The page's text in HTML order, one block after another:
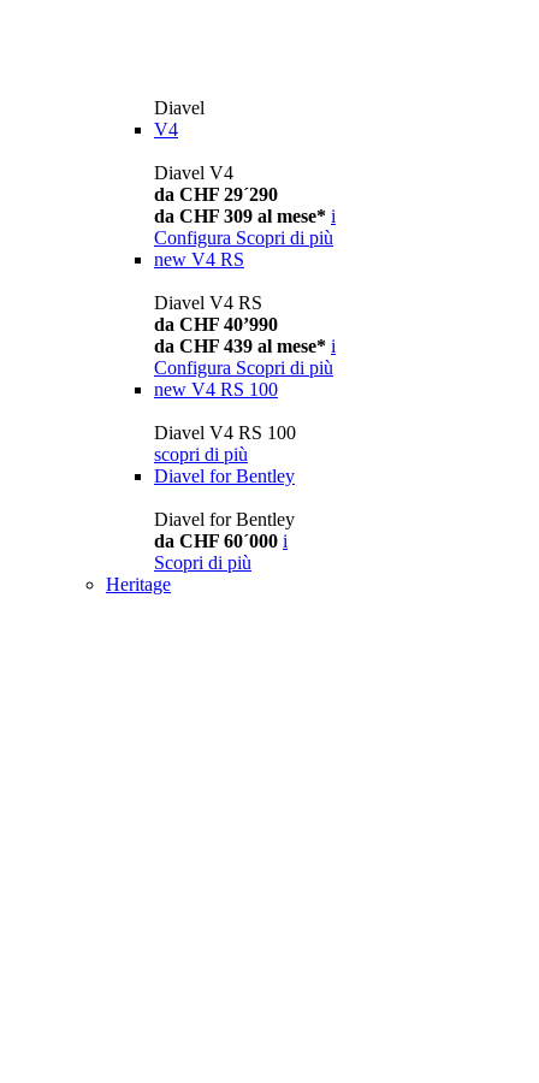
Diavel
V4
Diavel V4
da CHF 29´290
da CHF 309 al mese* i
Configura Scopri di più
new V4 RS
Diavel V4 RS
da CHF 40’990
da CHF 439 al mese* i
Configura Scopri di più
new V4 RS 100
Diavel V4 RS 100
scopri di più
Diavel for Bentley
Diavel for Bentley
da CHF 60´000 i
Scopri di più
Heritage